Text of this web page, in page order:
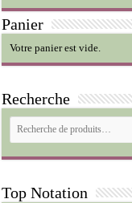
être
la
du
Panier
Votre panier est vide.
Recherche
Top Notation